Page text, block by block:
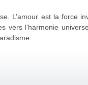
L’amour est la force
vers l’harmonie